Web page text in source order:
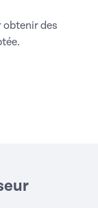
obtenir des
fenêtre)
(nouvelle fenêtre)